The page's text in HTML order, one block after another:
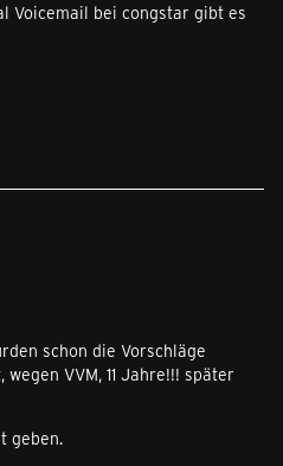
Voicemail bei congstar gibt es
schon die Vorschläge
VVM, 11 Jahre!!! später
geben.